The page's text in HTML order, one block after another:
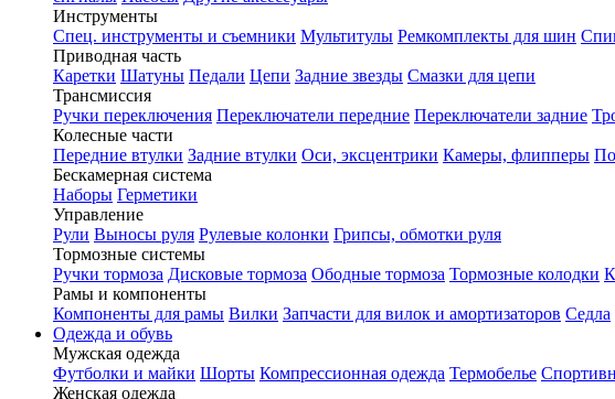
Инструменты
Спец. инструменты и съемники Мультитулы Ремкомплекты для шин
Приводная часть
Каретки Шатуны Педали Цепи Задние звезды Смазки для цепи
Трансмиссия
Ручки переключения Переключатели передние Переключатели задние
Колесные части
Передние втулки Задние втулки Оси, эксцентрики Камеры, флипперы
Бескамерная система
Наборы Герметики
Управление
Рули Выносы руля Рулевые колонки Грипсы, обмотки руля
Тормозные системы
Ручки тормоза Дисковые тормоза Ободные тормоза Тормозные колодки
Рамы и компоненты
Компоненты для рамы Вилки Запчасти для вилок и амортизаторов Седла
Одежда и обувь
Мужская одежда
Футболки и майки Шорты Компрессионная одежда Термобелье
Женская одежда